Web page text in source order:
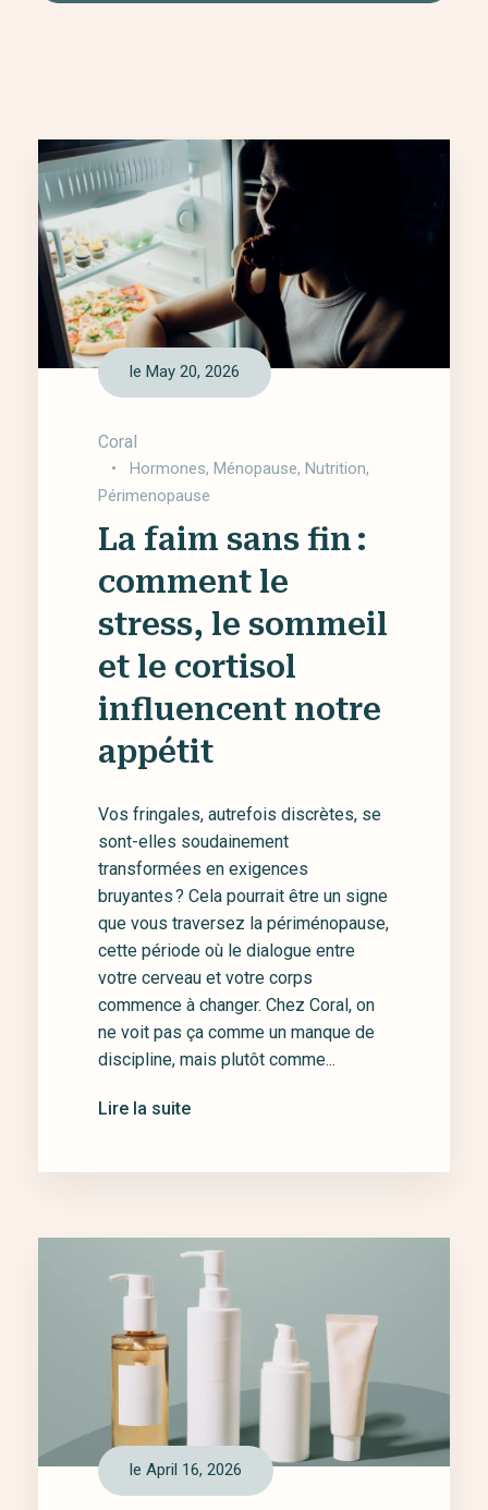
le May 20, 2026
Coral
• Hormones, Ménopause, Nutrition,
Périmenopause
La faim sans fin :
comment le
stress, le sommeil
et le cortisol
influencent notre
appétit
Vos fringales, autrefois discrètes, se
sont-elles soudainement
transformées en exigences
bruyantes ? Cela pourrait être un signe
que vous traversez la périménopause,
cette période où le dialogue entre
votre cerveau et votre corps
commence à changer. Chez Coral, on
ne voit pas ça comme un manque de
discipline, mais plutôt comme...
Lire la suite
le April 16, 2026